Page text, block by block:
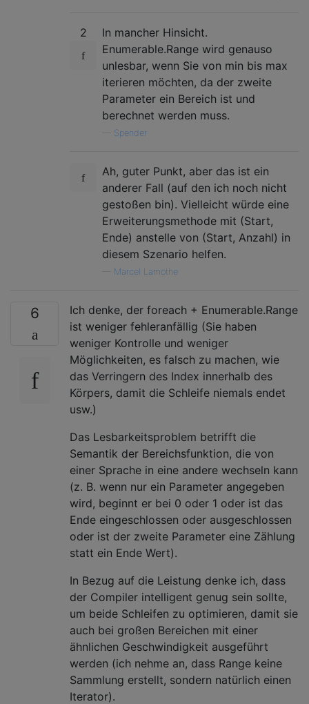
2
In mancher Hinsicht.
Enumerable.Range wird genauso
unlesbar, wenn Sie von min bis max
iterieren möchten, da der zweite
Parameter ein Bereich ist und
berechnet werden muss.
Spender
Ah, guter Punkt, aber das ist ein
anderer Fall (auf den ich noch nicht
gestoßen bin). Vielleicht würde eine
Erweiterungsmethode mit (Start,
Ende) anstelle von (Start, Anzahl) in
diesem Szenario helfen.
Marcel Lamothe
6
Ich denke, der foreach + Enumerable.Range
ist weniger fehleranfällig (Sie haben
weniger Kontrolle und weniger
Möglichkeiten, es falsch zu machen, wie
das Verringern des Index innerhalb des
Körpers, damit die Schleife niemals endet
usw.)
Das Lesbarkeitsproblem betrifft die
Semantik der Bereichsfunktion, die von
einer Sprache in eine andere wechseln kann
(z. B. wenn nur ein Parameter angegeben
wird, beginnt er bei 0 oder 1 oder ist das
Ende eingeschlossen oder ausgeschlossen
oder ist der zweite Parameter eine Zählung
statt ein Ende Wert).
In Bezug auf die Leistung denke ich, dass
der Compiler intelligent genug sein sollte,
um beide Schleifen zu optimieren, damit sie
auch bei großen Bereichen mit einer
ähnlichen Geschwindigkeit ausgeführt
werden (ich nehme an, dass Range keine
Sammlung erstellt, sondern natürlich einen
Iterator).